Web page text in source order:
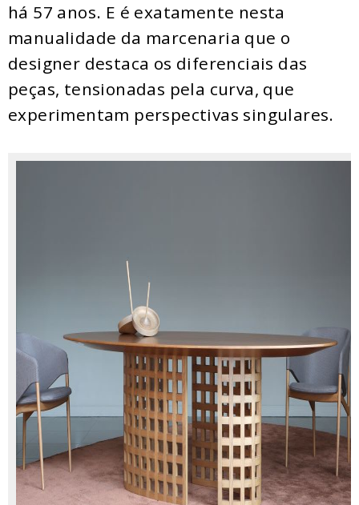
há 57 anos. E é exatamente nesta
manualidade da marcenaria que o
designer destaca os diferenciais das
peças, tensionadas pela curva, que
experimentam perspectivas singulares.